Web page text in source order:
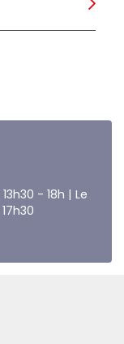
- 18h | Le